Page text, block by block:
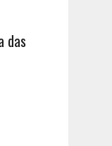
das